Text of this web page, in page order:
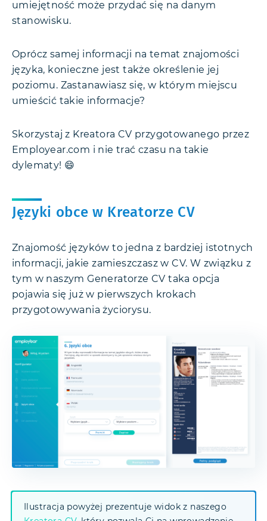
umiejętność może przydać się na danym
stanowisku.
Oprócz samej informacji na temat znajomości
języka, konieczne jest także określenie jej
poziomu. Zastanawiasz się, w którym miejscu
umieścić takie informacje?
Skorzystaj z Kreatora CV przygotowanego przez
Employear.com i nie trać czasu na takie
dylematy! 😄
Języki obce w Kreatorze CV
Znajomość języków to jedna z bardziej istotnych
informacji, jakie zamieszczasz w CV. W związku z
tym w naszym Generatorze CV taka opcja
pojawia się już w pierwszych krokach
przygotowywania życiorysu.
Ilustracja powyżej prezentuje widok z naszego